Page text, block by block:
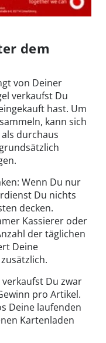
dem
von Deiner
verkaufst Du
hast. Um
kann sich
durchaus
Wenn Du nur
Du nichts
decken.
Kassierer oder
der täglichen
Deine
Du zwar
pro Artikel.
Deine laufenden
Kartenladen